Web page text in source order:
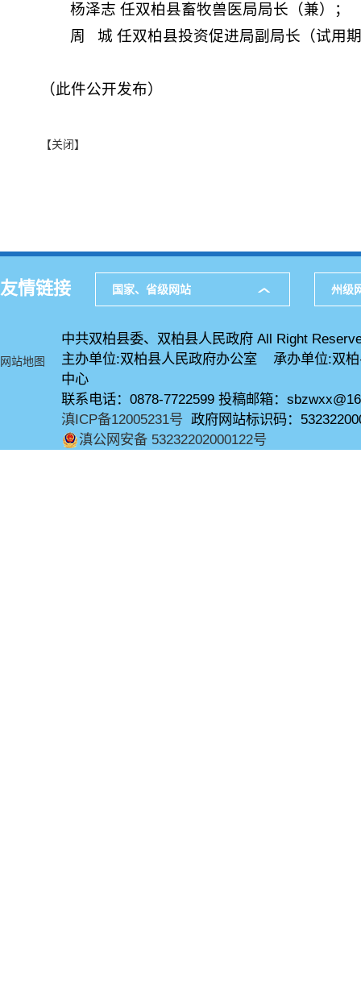
杨泽志 任双柏县畜牧兽医局局长（兼）；
周 城 任双柏县投资促进局副局长（试用
（此件公开发布）
【关闭】
友情链接 国家、省级网站 州级
网站地图
中共双柏县委、双柏县人民政府 All Right
主办单位:双柏县人民政府办公室 承办单位:双
中心
联系电话：0878-7722599 投稿邮箱：
滇ICP备12005231号 政府网站标识码：
滇公网安备 53232202000122号